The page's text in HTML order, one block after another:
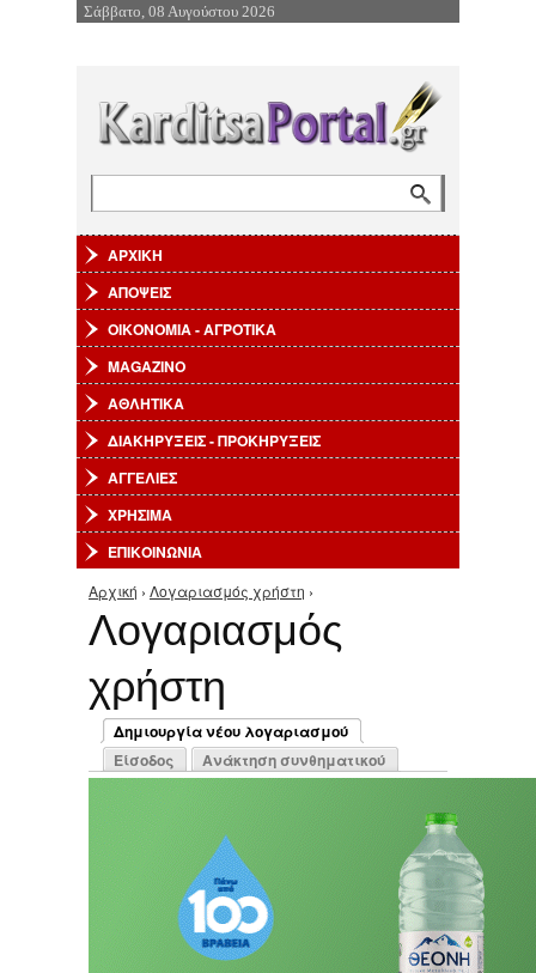
Επιστροφή στην Πλοήγηση
Σάββατο, 08 Αυγούστου 2026
ΑΡΧΙΚΗ
ΑΠΟΨΕΙΣ
ΟΙΚΟΝΟΜΙΑ - ΑΓΡΟΤΙΚΑ
MAGAZINO
ΑΘΛΗΤΙΚΑ
ΔΙΑΚΗΡΥΞΕΙΣ - ΠΡΟΚΗΡΥΞΕΙΣ
ΑΓΓΕΛΙΕΣ
ΧΡΗΣΙΜΑ
ΕΠΙΚΟΙΝΩΝΙΑ
Είστε εδώ
Αρχική › Λογαριασμός χρήστη ›
Λογαριασμός
χρήστη
Πρωτεύουσες καρτέλες
Δημιουργία νέου λογαριασμού
(ενεργή καρτέλα)
Είσοδος Ανάκτηση συνθηματικού